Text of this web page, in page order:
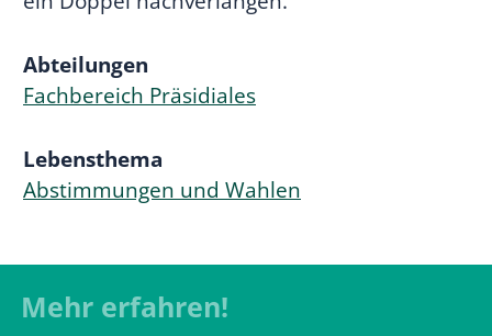
Abteilungen
Fachbereich Präsidiales
Lebensthema
Abstimmungen und Wahlen
Mehr erfahren!